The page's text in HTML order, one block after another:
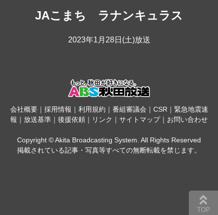
JAこまち ラナンキュラス
2023年1月28日(土)放送
会社概要｜ 採用情報 ｜ 利用規約 ｜ 番組審議会 ｜ CSR ｜ 緊急地震速
報 ｜ 放送基準 ｜ 後援依頼 ｜ リンク ｜ サイトマップ｜ お問い合わせ
Copyright © Akita Broadcasting System. All Rights Reserved
掲載されている記事・写真等すべての無断転載を禁じます。